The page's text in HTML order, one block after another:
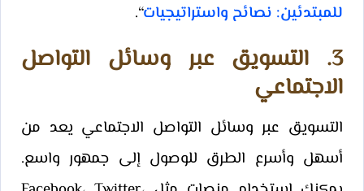
للمبتدئين: نصائح واستراتيجيات“.
3. التسويق عبر وسائل التواصل
الاجتماعي
التسويق عبر وسائل التواصل الاجتماعي يعد من
أسهل وأسرع الطرق للوصول إلى جمهور واسع.